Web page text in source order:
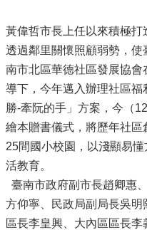
黃偉哲市長上任以來積極打
透過鄰里關懷照顧弱勢，
南市北區華德社區發展協
導下，今年邁入辦理社區
勝-牽阮的手」方案，今（
繪本贈書儀式，將歷年社
25間國小校園，以淺顯易
活教育。
臺南市政府副市長趙卿惠
方仰寧、民政局副局長吳
區長李皇興、大內區區長